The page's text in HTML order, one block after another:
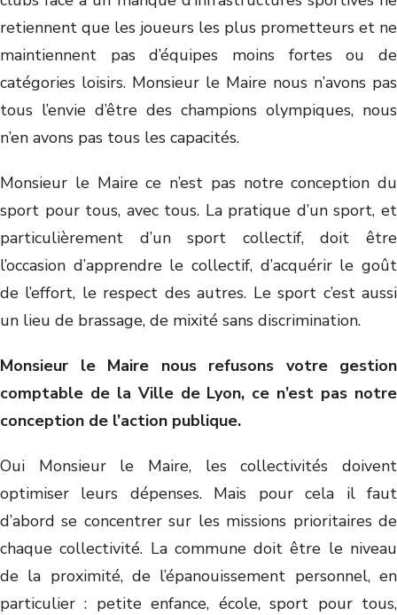
retiennent que les joueurs les plus prometteurs et ne
maintiennent pas d’équipes moins fortes ou de
catégories loisirs. Monsieur le Maire nous n’avons pas
tous l’envie d’être des champions olympiques, nous
n’en avons pas tous les capacités.
Monsieur le Maire ce n’est pas notre conception du
sport pour tous, avec tous. La pratique d’un sport, et
particulièrement d’un sport collectif, doit être
l’occasion d’apprendre le collectif, d’acquérir le goût
de l’effort, le respect des autres. Le sport c’est aussi
un lieu de brassage, de mixité sans discrimination.
Monsieur le Maire nous refusons votre gestion
comptable de la Ville de Lyon, ce n’est pas notre
conception de l’action publique.
Oui Monsieur le Maire, les collectivités doivent
optimiser leurs dépenses. Mais pour cela il faut
d’abord se concentrer sur les missions prioritaires de
chaque collectivité. La commune doit être le niveau
de la proximité, de l’épanouissement personnel, en
particulier : petite enfance, école, sport pour tous,